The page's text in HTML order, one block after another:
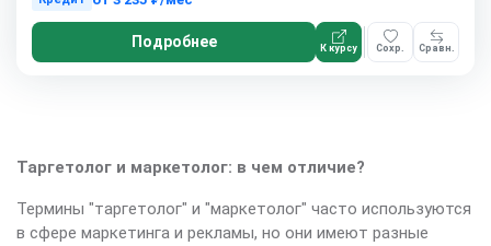
Подробнее К курсу Сохр. Сравн.
Таргетолог и маркетолог: в чем отличие?
Термины "таргетолог" и "маркетолог" часто используются
в сфере маркетинга и рекламы, но они имеют разные